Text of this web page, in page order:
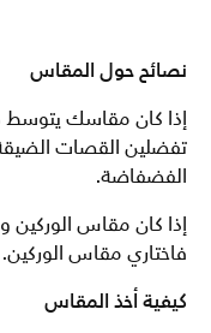
نصائح حول المقاس
إذا كان مقاسك يتوسط
تفضلين القصات
الفضفاضة.
إذا كان مقاس الوركين
فاختاري مقاس الوركين.
كيفية أخذ المقاس